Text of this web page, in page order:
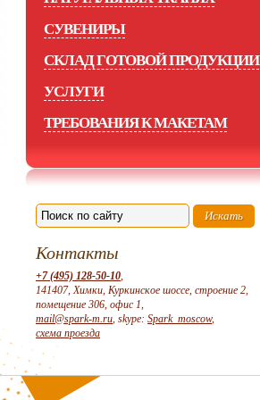
СУВЕНИРЫ
СКЛАД ГОТОВОЙ ПРОДУКЦИИ
УСЛУГИ
ТРЕБОВАНИЯ К МАКЕТАМ
Контакты
+7 (495) 128-50-10,
141407, Химки, Куркинское шоссе, строение 2,
помещение 306, офис 1,
mail@spark-m.ru, skype: Spark_moscow,
схема проезда